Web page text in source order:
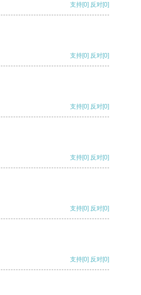
支持[0] 反对[0]
支持[0] 反对[0]
支持[0] 反对[0]
支持[0] 反对[0]
支持[0] 反对[0]
支持[0] 反对[0]